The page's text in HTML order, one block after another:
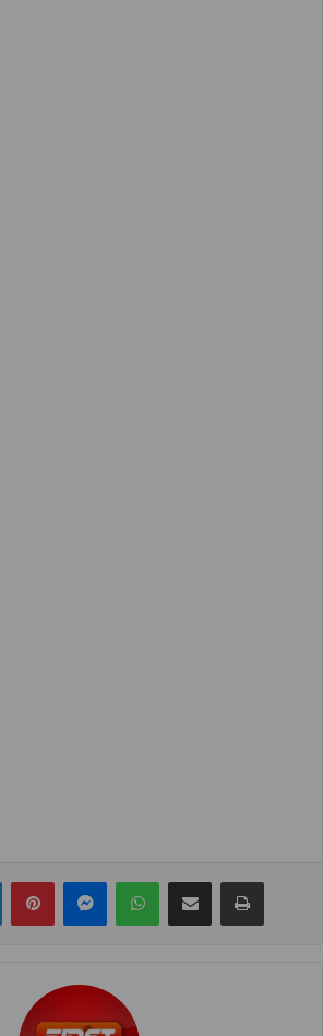
LinkedInPinterestMessengerWhatsAppShare via Email Print